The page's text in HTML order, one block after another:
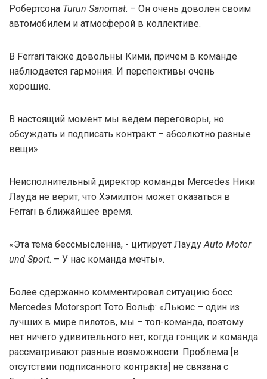
Робертсона Turun Sanomat. – Он очень доволен своим
автомобилем и атмосферой в коллективе.
В Ferrari также довольны Кими, причем в команде
наблюдается гармония. И перспективы очень
хорошие.
В настоящий момент мы ведем переговоры, но
обсуждать и подписать контракт – абсолютно разные
вещи».
Неисполнительный директор команды Mercedes Ники
Лауда не верит, что Хэмилтон может оказаться в
Ferrari в ближайшее время.
«Эта тема бессмысленна, - цитирует ЛаудуAuto Motor
und Sport. – У нас команда мечты».
Более сдержанно комментировал ситуацию босс
Mercedes Motorsport Тото Вольф: «Льюис – один из
лучших в мире пилотов, мы – топ-команда, поэтому
нет ничего удивительного нет, когда гонщик и команда
рассматривают разные возможности. Проблема [в
отсутствии подписанного контракта] не связана с